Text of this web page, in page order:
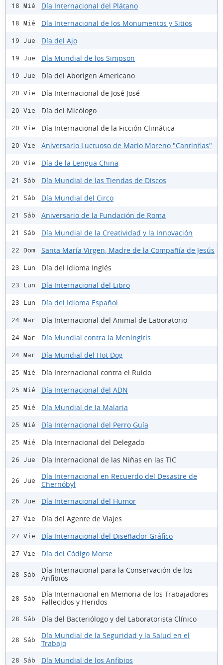
18 Mié Día Internacional del Plátano
18 Mié Día Internacional de los Monumentos y Sitios
19 Jue Día del Ajo
19 Jue Día Mundial de los Simpson
19 Jue Día del Aborigen Americano
20 Vie Día Internacional de José José
20 Vie Día del Micólogo
20 Vie Día Internacional de la Ficción Climática
20 Vie Aniversario Luctuoso de Mario Moreno "Cantinflas"
20 Vie Día de la Lengua China
21 Sáb Día Mundial de las Tiendas de Discos
21 Sáb Día Mundial del Circo
21 Sáb Aniversario de la Fundación de Roma
21 Sáb Día Mundial de la Creatividad y la Innovación
22 Dom Santa María Virgen, Madre de la Compañía de Jesús
23 Lun Día del Idioma Inglés
23 Lun Día Internacional del Libro
23 Lun Día del Idioma Español
24 Mar Día Internacional del Animal de Laboratorio
24 Mar Día Mundial contra la Meningitis
24 Mar Día Mundial del Hot Dog
25 Mié Día Internacional contra el Ruido
25 Mié Día Internacional del ADN
25 Mié Día Mundial de la Malaria
25 Mié Día Internacional del Perro Guía
25 Mié Día Internacional del Delegado
26 Jue Día Internacional de las Niñas en las TIC
26 Jue
Día Internacional en Recuerdo del Desastre de
Chernóbyl
26 Jue Día Internacional del Humor
27 Vie Día del Agente de Viajes
27 Vie Día Internacional del Diseñador Gráfico
27 Vie Día del Código Morse
28 Sáb
Día Internacional para la Conservación de los
Anfibios
28 Sáb
Día Internacional en Memoria de los Trabajadores
Fallecidos y Heridos
28 Sáb Día del Bacteriólogo y del Laboratorista Clínico
28 Sáb
Día Mundial de la Seguridad y la Salud en el
Trabajo
28 Sáb Día Mundial de los Anfibios